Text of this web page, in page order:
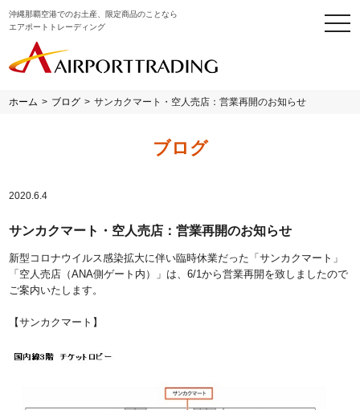
沖縄那覇空港でのお土産、限定商品のことなら
エアポートトレーディング
ホーム > ブログ > サンカクマート・空人売店：営業再開のお知らせ
ブログ
2020.6.4
サンカクマート・空人売店：営業再開のお知らせ
新型コロナウイルス感染拡大に伴い臨時休業だった「サンカクマート」
「空人売店（ANA側ゲート内）」は、6/1から営業再開を致しましたので
ご案内いたします。
【サンカクマート】